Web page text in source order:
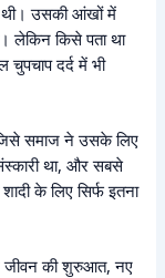
थी। उसकी आंखों में
लेकिन किसे पता था
दर्द में भी
समाज ने उसके लिए
था, और सबसे
के लिए सिर्फ इतना
जीवन की शुरुआत, नए